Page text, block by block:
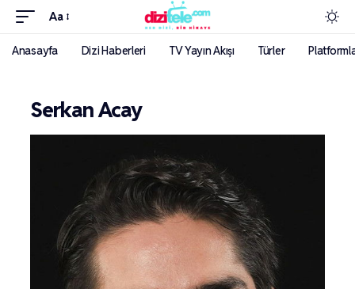
Aa
Anasayfa Dizi Haberleri TV Yayın Akışı Türler
Serkan Acay